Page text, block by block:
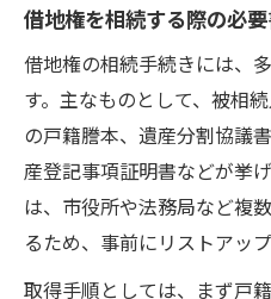
方
借地権相続で遺産
注意点
借地権相続で揉め
体例
借地権の名義変更
借地権を相続する際の必
借地権の相続手続きには、
す。主なものとして、被相
の戸籍謄本、遺産分割協議
産登記事項証明書などが挙
は、市役所や法務局など複
るため、事前にリストアッ
取得手順としては、まず戸